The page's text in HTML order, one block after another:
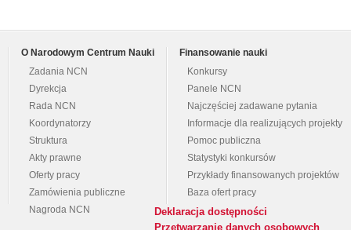
O Narodowym Centrum Nauki
Zadania NCN
Dyrekcja
Rada NCN
Koordynatorzy
Struktura
Akty prawne
Oferty pracy
Zamówienia publiczne
Nagroda NCN
Finansowanie nauki
Konkursy
Panele NCN
Najczęściej zadawane pytania
Informacje dla realizujących projekty
Pomoc publiczna
Statystyki konkursów
Przykłady finansowanych projektów
Baza ofert pracy
Deklaracja dostępności
Przetwarzanie danych osobowych